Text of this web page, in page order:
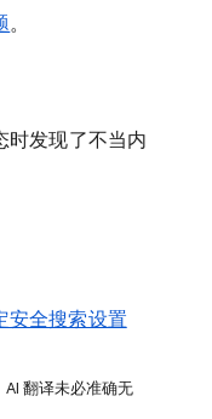
。
时发现了不当内
安全搜索设置
翻译未必准确无